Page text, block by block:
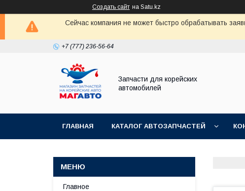
Создать сайт на Satu.kz
Сейчас компания не может быстро обрабатывать
+7 (777) 236-56-64
Запчасти для корейских
автомобилей
ГЛАВНАЯ КАТАЛОГ АВТОЗАПЧАСТЕЙ
Главное